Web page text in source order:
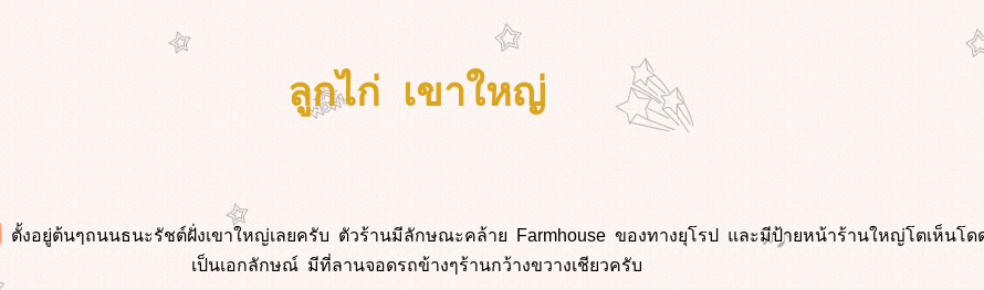
ลูกไก่ เขาใหญ่
ตั้งอยู่ต้นๆถนนธนะรัชต์ฝั่งเขาใหญ่เลยครับ ตัวร้านมีลักษณะคล้าย Farmhouse ของทางยุโรป และมีป้ายหน้าร้านใหญ่โตเห็นโด
เป็นเอกลักษณ์ มีที่ลานจอดรถข้างๆร้านกว้างขวางเชียวครับ